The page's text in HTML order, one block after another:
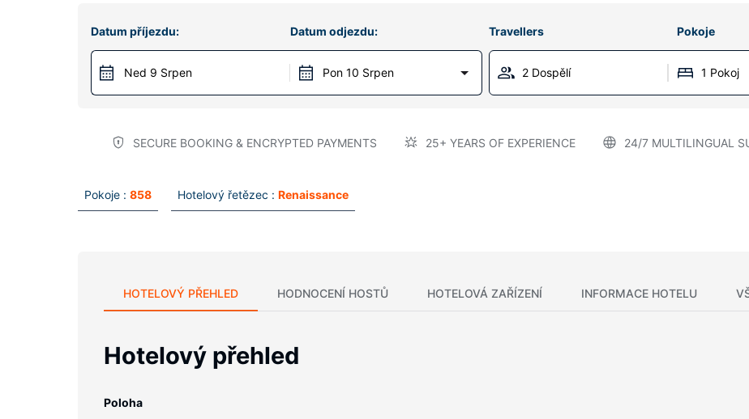
Datum příjezdu:
Ned 9 Srpen
Datum odjezdu:
Pon 10 Srpen
Travellers Pokoje
2 Dospělí 1 Pokoj
SECURE BOOKING & ENCRYPTED PAYMENTS 25+ YEARS OF EXPERIENCE 24/7 MULTILINGUAL
Pokoje : 858 Hotelový řetězec : Renaissance
HOTELOVÝ PŘEHLED HODNOCENÍ HOSTŮ HOTELOVÁ ZAŘÍZENÍ INFORMACE HOTELU
Hotelový přehled
Poloha